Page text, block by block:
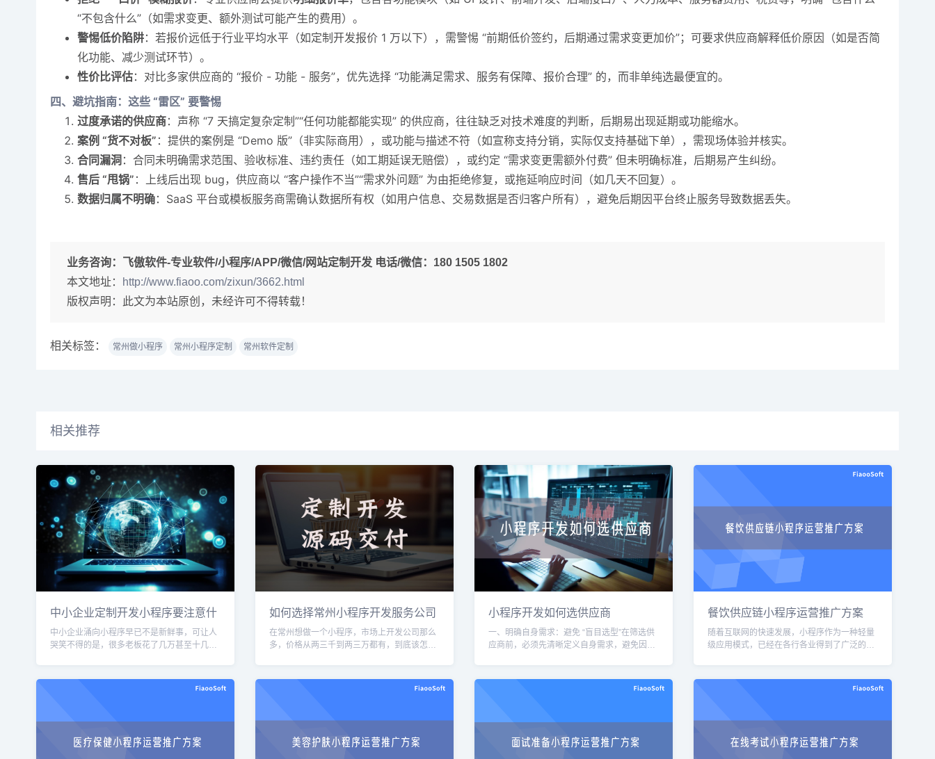
“不包含什么”（如需求变更、额外测试可能产生的费用）。
警惕低价陷阱：若报价远低于行业平均水平（如定制开发报价 1 万以下），需警惕 “前期低价签约，后期通过需求变更加价”；可要求供应商解释低价原因（如是否简
化功能、减少测试环节）。
性价比评估：对比多家供应商的 “报价 - 功能 - 服务”，优先选择 “功能满足需求、服务有保障、报价合理” 的，而非单纯选最便宜的。
四、避坑指南：这些 “雷区” 要警惕
过度承诺的供应商：声称 “7 天搞定复杂定制”“任何功能都能实现” 的供应商，往往缺乏对技术难度的判断，后期易出现延期或功能缩水。
案例 “货不对板” ：提供的案例是 “Demo 版”（非实际商用），或功能与描述不符（如宣称支持分销，实际仅支持基础下单），需现场体验并核实。
合同漏洞 ：合同未明确需求范围、验收标准、违约责任（如工期延误无赔偿），或约定 “需求变更需额外付费” 但未明确标准，后期易产生纠纷。
售后 “甩锅” ：上线后出现 bug，供应商以 “客户操作不当”“需求外问题” 为由拒绝修复，或拖延响应时间（如几天不回复）。
数据归属不明确：SaaS 平台或模板服务商需确认数据所有权（如用户信息、交易数据是否归客户所有），避免后期因平台终止服务导致数据丢失。
业务咨询： 飞傲软件-专业软件/小程序/APP/微信/网站定制开发 电话/微信：180 1505 1802
本文地址：
http://www.fiaoo.com/zixun/3662.html
版权声明：此文为本站原创，未经许可不得转载！
相关标签： 常州做小程序 常州小程序定制 常州软件定制
相关推荐
中小企业定制开发小程序要注意什
么
中小企业涌向小程序早已不是新鲜事，可让人
哭笑不得的是，很多老板花了几万甚至十几万
如何选择常州小程序开发服务公司
在常州想做一个小程序，市场上开发公司那么
多，价格从两三千到两三万都有，到底该怎么
小程序开发如何选供应商
一、明确自身需求：避免 “盲目选型”在筛选供
应商前，必须先清晰定义自身需求，避免因需
餐饮供应链小程序运营推广方案
随着互联网的快速发展，小程序作为一种轻量
级应用模式，已经在各行各业得到了广泛的应